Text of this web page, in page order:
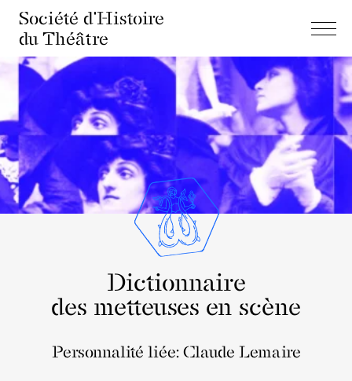
Société d'Histoire
du Théâtre
Dictionnaire
des metteuses en scène
Personnalité liée: Claude Lemaire